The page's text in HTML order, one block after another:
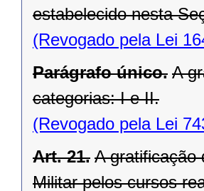
estabelecido nesta
(Revogado pela Lei
Parágrafo único. A
categorias: I e II.
(Revogado pela Lei
Art. 21. A gratificação
Militar pelos cursos